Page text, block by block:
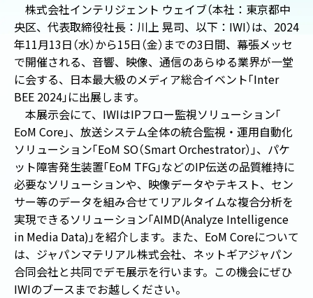
株式会社インテリジェント ウェイブ（本社：東京都中
央区、代表取締役社長：川上 晃司、以下： IWI）は、 2024
年11月13日（水）から15日（金）までの3日間、幕張メッセ
で開催される、音響、映像、通信のあらゆる業界が一堂
に会する、日本最大級のメディア総合イベント「Inter
BEE 2024」に出展します。
本展示会にて、 IWIはIPフロー監視ソリューション「
EoM Core」、放送システム全体の統合監視・運用自動化
ソリューション「EoM SO（Smart Orchestrator）」、パケ
ット障害発生装置「EoM TFG」などのIP伝送の品質維持に
必要なソリューションや、映像データやテキスト、セン
サー等のデータを組み合せてリアルタイムな複合分析を
実現できるソリューション「AIMD(Analyze Intelligence
in Media Data)」を紹介します。また、 EoM Coreについて
は、ジャパンマテリアル株式会社、ネットギアジャパン
合同会社と共同でデモ展示を行います。この機会にぜひ
IWIのブースまでお越しください。